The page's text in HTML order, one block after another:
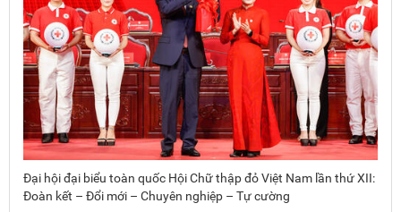
Đại hội đại biểu toàn quốc Hội Chữ thập đỏ Việt Nam lần thứ XII:
Đoàn kết – Đổi mới – Chuyên nghiệp – Tự cường